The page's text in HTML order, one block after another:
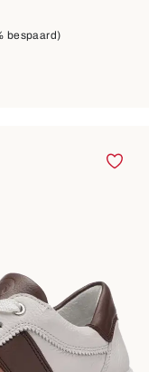
bespaard)